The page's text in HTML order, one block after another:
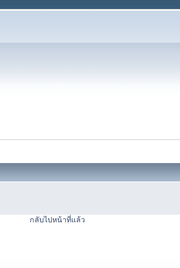
กลับไปหน้าที่แล้ว